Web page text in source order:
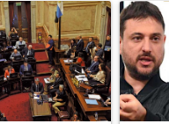
tendencia con el título
Un